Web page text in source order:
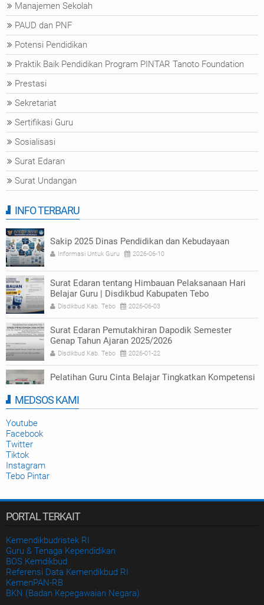
Manajemen Sekolah
PAUD dan PNF
Potensi Pendidikan
Praktik Baik Pendidikan Program PINTAR Tanoto Foundation
Prestasi
Sekretariat
Sertifikasi Guru
Sosialisasi
Surat Edaran
Surat Undangan
INFO TERBARU
Sakip 2025 Dinas Pendidikan dan Kebudayaan
Informasi Untuk Guru 2026-06-10
Surat Edaran tentang Himbauan Pelaksanaan Hari
Belajar Guru | Disdikbud Kabupaten Tebo
Disdikbud Kab. Tebo 2026-06-03
Surat Edaran Pemutakhiran Dapodik Semester
Genap Tahun Ajaran 2025/2026
Disdikbud Kab. Tebo 2026-01-22
Pelatihan Guru Cinta Belajar Tingkatkan Kompetensi
Disdikbud Kab. Tebo
MEDSOS KAMI
Youtube
Facebook
Twitter
Tiktok
Instagram
Tebo Pintar
PORTAL TERKAIT
Kemendikbudristek RI
Guru & Tenaga Kependidikan
BOS Kemdikbud
Referensi Data Kemendikbud RI
KemenPAN-RB
BKN (Badan Kepegawaian Negara)